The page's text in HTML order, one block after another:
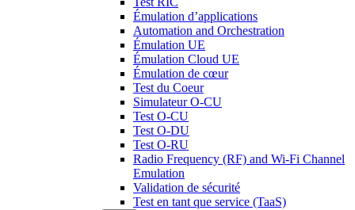
Émulation d’applications
Automation and Orchestration
Émulation UE
Émulation Cloud UE
Émulation de cœur
Test du Coeur
Simulateur O-CU
Test O-CU
Test O-DU
Test O-RU
Radio Frequency (RF) and Wi-Fi Channel
Emulation
Validation de sécurité
Test en tant que service (TaaS)